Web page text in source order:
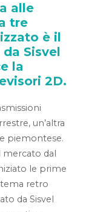
alle
tre
è il
Sisvel
la
2D.
un’altra
piemontese.
mercato dal
le prime
retro
da Sisvel